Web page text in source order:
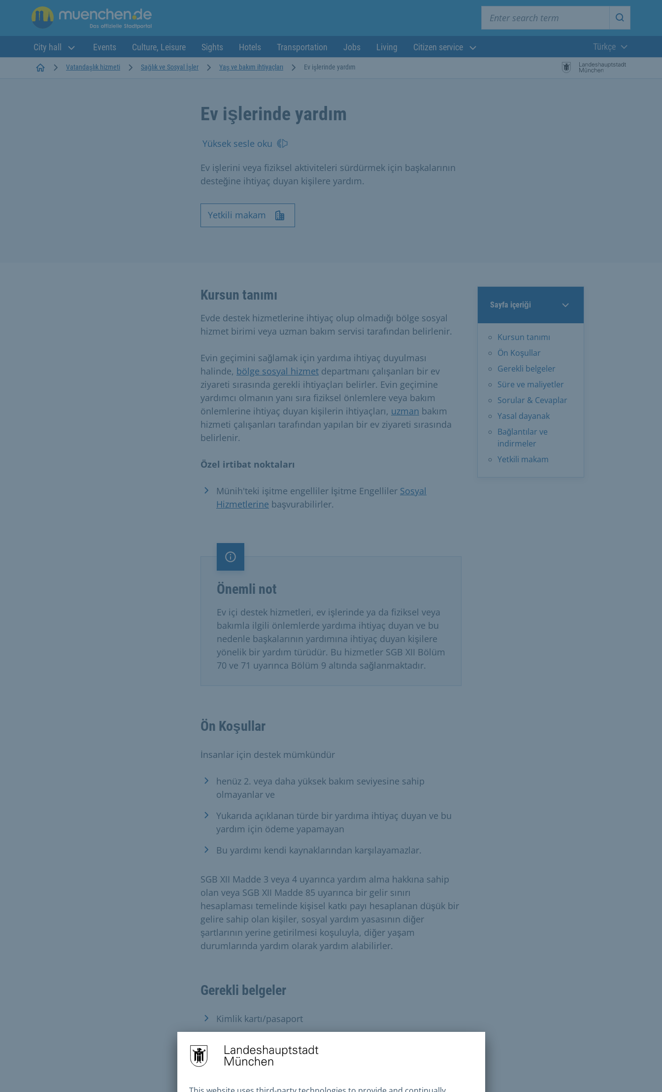
Start
City hall Events Culture, Leisure Sights Hotels Transportation Jobs Living Citizen service
Güncel dil:
Türkçe
StartseiteVatandaşlık hizmeti Sağlık ve Sosyal İşler Yaş ve bakım ihtiyaçları Ev işlerinde yardım
Ev işlerinde yardım
Yüksek sesle oku
Ev işlerini veya fiziksel aktiviteleri sürdürmek için başkalarının
desteğine ihtiyaç duyan kişilere yardım.
Yetkili makam
Sayfa içeriği
Kursun tanımı
Ön Koşullar
Gerekli belgeler
Süre ve maliyetler
Sorular & Cevaplar
Yasal dayanak
Bağlantılar ve
indirmeler
Yetkili makam
Kursun tanımı
Evde destek hizmetlerine ihtiyaç olup olmadığı bölge sosyal
hizmet birimi veya uzman bakım servisi tarafından belirlenir.
Evin geçimini sağlamak için yardıma ihtiyaç duyulması
halinde, bölge sosyal hizmet departmanı çalışanları bir ev
ziyareti sırasında gerekli ihtiyaçları belirler. Evin geçimine
yardımcı olmanın yanı sıra fiziksel önlemlere veya bakım
önlemlerine ihtiyaç duyan kişilerin ihtiyaçları, uzman bakım
hizmeti çalışanları tarafından yapılan bir ev ziyareti sırasında
belirlenir.
Özel irtibat noktaları
Münih'teki işitme engelliler İşitme Engelliler Sosyal
Hizmetlerine başvurabilirler.
Önemli not
Önemli not
Ev içi destek hizmetleri, ev işlerinde ya da fiziksel veya
bakımla ilgili önlemlerde yardıma ihtiyaç duyan ve bu
nedenle başkalarının yardımına ihtiyaç duyan kişilere
yönelik bir yardım türüdür. Bu hizmetler SGB XII Bölüm
70 ve 71 uyarınca Bölüm 9 altında sağlanmaktadır.
Ön Koşullar
İnsanlar için destek mümkündür
henüz 2. veya daha yüksek bakım seviyesine sahip
olmayanlar ve
Yukarıda açıklanan türde bir yardıma ihtiyaç duyan ve bu
yardım için ödeme yapamayan
Bu yardımı kendi kaynaklarından karşılayamazlar.
SGB XII Madde 3 veya 4 uyarınca yardım alma hakkına sahip
olan veya SGB XII Madde 85 uyarınca bir gelir sınırı
hesaplaması temelinde kişisel katkı payı hesaplanan düşük bir
gelire sahip olan kişiler, sosyal yardım yasasının diğer
şartlarının yerine getirilmesi koşuluyla, diğer yaşam
durumlarında yardım olarak yardım alabilirler.
Gerekli belgeler
Kimlik kartı/pasaport
Emeklilik belgesi, varsa maaş veya ücret belgesi